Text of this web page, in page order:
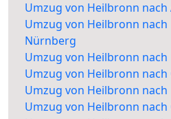
Umzug von Heilbronn
Umzug von Heilbronn nach
Nürnberg
Umzug von Heilbronn
Umzug von Heilbronn
Umzug von Heilbronn nach
Umzug von Heilbronn